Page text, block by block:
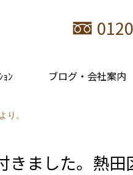
ｮﾝ ブログ・会社案内
り。
ました。熱田